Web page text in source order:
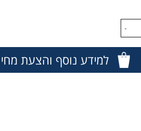
-
למידע נוסף והצעת